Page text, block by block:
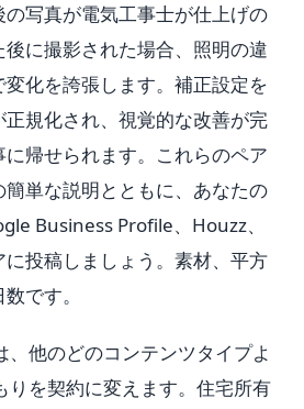
写真が電気工事士が仕上げの
に撮影された場合、照明の違
化を誇張します。補正設定を
規化され、視覚的な改善が完
帰せられます。これらのペア
単な説明とともに、あなたの
Business Profile、Houzz、
投稿しましょう。素材、平方
です。
、他のどのコンテンツタイプよ
りを契約に変えます。住宅所有